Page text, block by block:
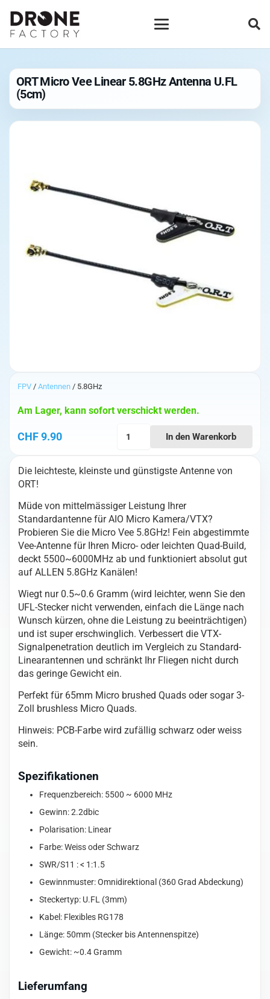
ORT Micro Vee Linear 5.8GHz Antenna U.FL
(5cm)
FPV /Antennen / 5.8GHz
CHF9.90
Am Lager, kann sofort verschickt werden.
Linear
U.FL
(5cm)
Menge
In den Warenkorb
Die leichteste, kleinste und günstigste Antenne von
ORT!
Müde von mittelmässiger Leistung Ihrer
Standardantenne für AIO Micro Kamera/VTX?
Probieren Sie die Micro Vee 5.8GHz! Fein abgestimmte
Vee-Antenne für Ihren Micro- oder leichten Quad-Build,
deckt 5500~6000MHz ab und funktioniert absolut gut
auf ALLEN 5.8GHz Kanälen!
Wiegt nur 0.5~0.6 Gramm (wird leichter, wenn Sie den
UFL-Stecker nicht verwenden, einfach die Länge nach
Wunsch kürzen, ohne die Leistung zu beeinträchtigen)
und ist super erschwinglich. Verbessert die VTX-
Signalpenetration deutlich im Vergleich zu Standard-
Linearantennen und schränkt Ihr Fliegen nicht durch
das geringe Gewicht ein.
Perfekt für 65mm Micro brushed Quads oder sogar 3-
Zoll brushless Micro Quads.
Hinweis: PCB-Farbe wird zufällig schwarz oder weiss
sein.
Spezifikationen
Frequenzbereich: 5500 ~ 6000 MHz
Gewinn: 2.2dbic
Polarisation: Linear
Farbe: Weiss oder Schwarz
SWR/S11 : < 1:1.5
Gewinnmuster: Omnidirektional (360 Grad Abdeckung)
Steckertyp: U.FL (3mm)
Kabel: Flexibles RG178
Länge: 50mm (Stecker bis Antennenspitze)
Gewicht: ~0.4 Gramm
Lieferumfang